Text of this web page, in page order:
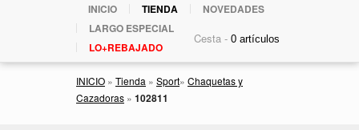
INICIO TIENDA
NOVEDADES
LARGO ESPECIAL
LO+REBAJADO
Cesta -
INICIO » Tienda » Sport» Chaquetas y
Cazadoras » 102811